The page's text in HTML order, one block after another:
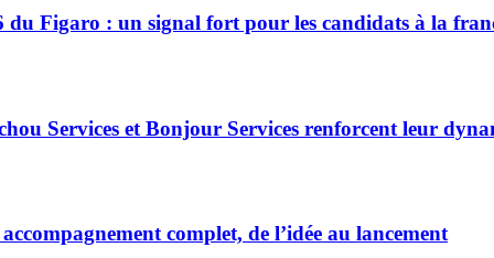
du Figaro : un signal fort pour les candidats à la
Services et Bonjour Services renforcent leur
complet, de l’idée au lancement